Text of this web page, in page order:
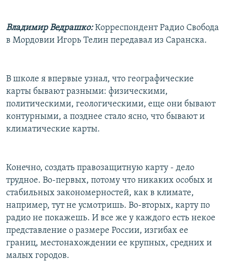
Владимир Ведрашко:Корреспондент Радио Свобода
в Мордовии Игорь Телин передавал из Саранска.
В школе я впервые узнал, что географические
карты бывают разными: физическими,
политическими, геологическими, еще они бывают
контурными, а позднее стало ясно, что бывают и
климатические карты.
Конечно, создать правозащитную карту - дело
трудное. Во-первых, потому что никаких особых и
стабильных закономерностей, как в климате,
например, тут не усмотришь. Во-вторых, карту по
радио не покажешь. И все же у каждого есть некое
представление о размере России, изгибах ее
границ, местонахождении ее крупных, средних и
малых городов.